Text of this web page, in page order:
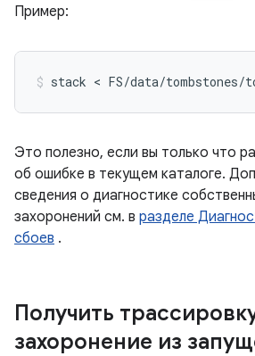
Пример:
Это полезно, если вы только что
об ошибке в текущем каталоге.
сведения о диагностике
захоронений см. в разделе
сбоев .
Получить
захоронение из